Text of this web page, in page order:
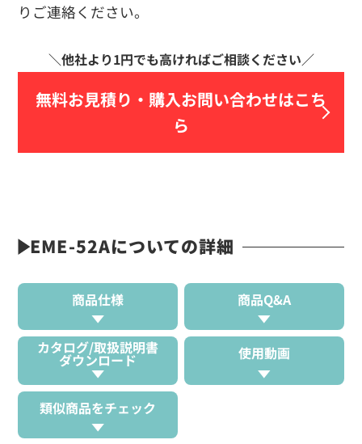
りご連絡ください。
無料お見積り・ 購入お問い合わせはこち
ら
EME-52Aについての詳細
商品仕様 商品Q&A
カタログ/取扱説明書
ダウンロード 使用動画
類似商品をチェック